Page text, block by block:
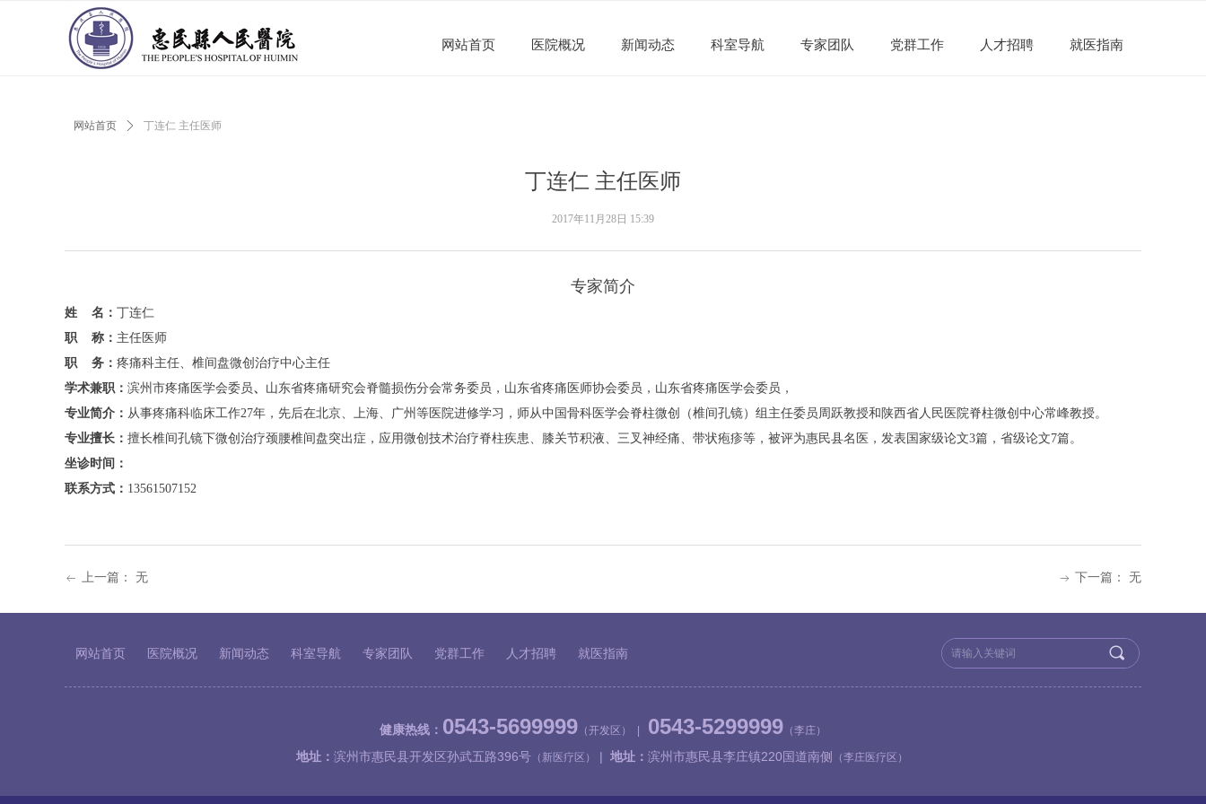
网站首页 医院概况 新闻动态 科室导航 专家团队 党群工作 人才招聘 就医指南
丁连仁 主任医师
网站首页 ꄲ 丁连仁 主任医师
专家简介
姓 名： 丁连仁
职 称： 主任医师
职 务： 疼痛科主任、椎间盘微创治疗中心主任
学术兼职： 滨州市疼痛医学会委员、 山东省疼痛研究会脊髓损伤分会常务委员， 山东省疼痛医师协会委员， 山东省疼痛医学会委员，
专业简介： 从事疼痛科临床工作27年， 先后在北京、上海、广州等医院进修学习，师从中国骨科医学会脊柱微创（椎间孔镜）组主任委员周跃教授和陕西省人民医院脊柱微创中心常峰教授。
专业擅长： 擅长椎间孔镜下微创治疗颈腰椎间盘突出症，应用微创技术治疗脊柱疾患、膝关节积液、三叉神经痛、带状疱疹等，被评为惠民县名医，发表国家级论文3篇，省级论文7篇。
坐诊时间：
联系方式： 13561507152
2017年11月28日 15:39
ꂃ 上一篇： 无 ꁹ 下一篇： 无
网站首页 医院概况 新闻动态 科室导航 专家团队 党群工作 人才招聘 就医指南 끠
健康热线： 0543-5699999 （开发区） | 0543-5299999 （李庄）
地址： 滨州市惠民县开发区孙武五路396号（新医疗区） | 地址： 滨州市惠民县李庄镇220国道南侧 （李庄医疗区）